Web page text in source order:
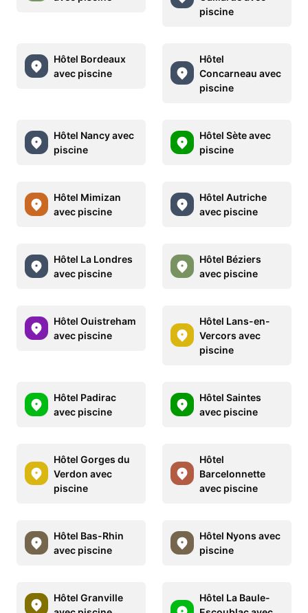
piscine
Hôtel Bordeaux
avec piscine
Hôtel
Concarneau avec
piscine
Hôtel Nancy avec
piscine
Hôtel Sète avec
piscine
Hôtel Mimizan
avec piscine
Hôtel Autriche
avec piscine
Hôtel La Londres
avec piscine
Hôtel Béziers
avec piscine
Hôtel Ouistreham
avec piscine
Hôtel Lans-en-
Vercors avec
piscine
Hôtel Padirac
avec piscine
Hôtel Saintes
avec piscine
Hôtel Gorges du
Verdon avec
piscine
Hôtel
Barcelonnette
avec piscine
Hôtel Bas-Rhin
avec piscine
Hôtel Nyons avec
piscine
Hôtel Granville
Hôtel La Baule-